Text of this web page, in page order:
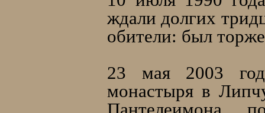
ждали долгих
обители: был
23 мая 2003
монастыря в